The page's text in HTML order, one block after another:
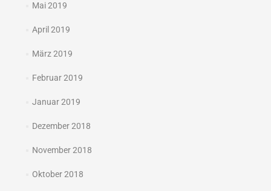
Mai 2019
April 2019
März 2019
Februar 2019
Januar 2019
Dezember 2018
November 2018
Oktober 2018